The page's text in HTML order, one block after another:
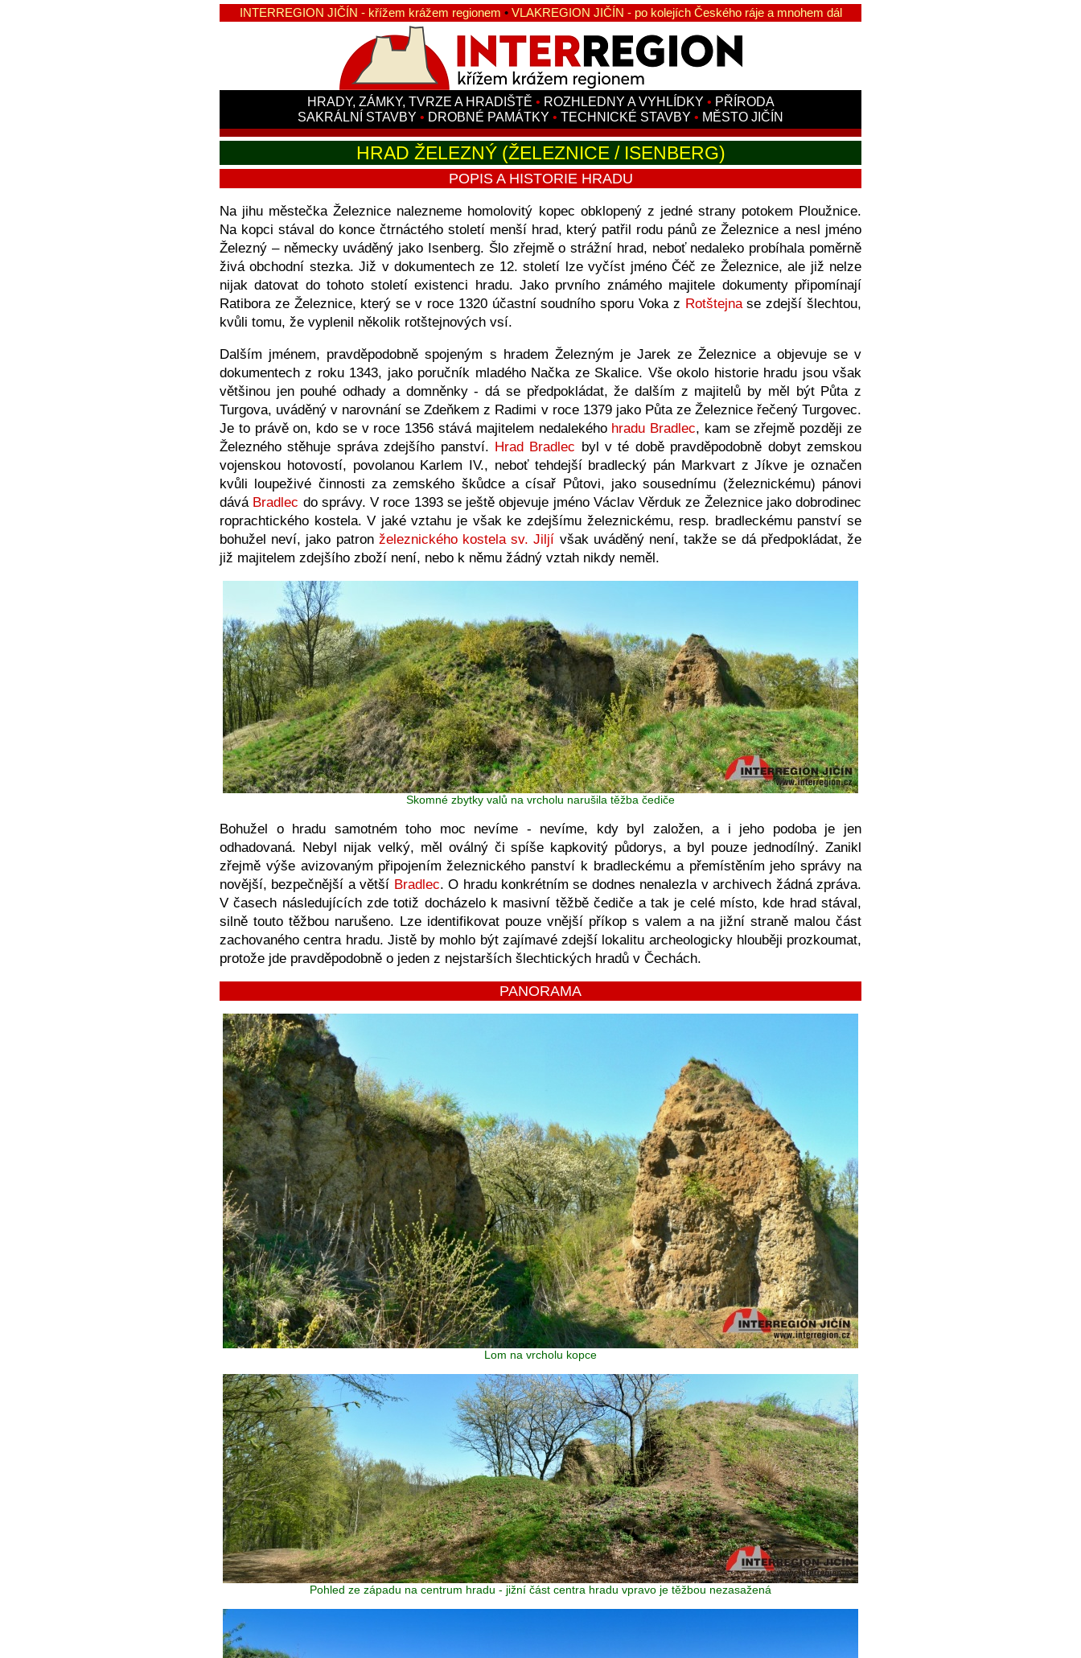
INTERREGION JIČÍN - křížem krážem regionem • VLAKREGION JIČÍN - po kolejích Českého ráje a mnohem dál
HRADY, ZÁMKY, TVRZE A HRADIŠTĚ • ROZHLEDNY A VYHLÍDKY • PŘÍRODA
SAKRÁLNÍ STAVBY • DROBNÉ PAMÁTKY • TECHNICKÉ STAVBY • MĚSTO JIČÍN
HRAD ŽELEZNÝ (ŽELEZNICE / ISENBERG)
POPIS A HISTORIE HRADU
Na jihu městečka Železnice nalezneme homolovitý kopec obklopený z jedné strany potokem Ploužnice.
Na kopci stával do konce čtrnáctého století menší hrad, který patřil rodu pánů ze Železnice a nesl jméno
Železný – německy uváděný jako Isenberg. Šlo zřejmě o strážní hrad, neboť nedaleko probíhala poměrně
živá obchodní stezka. Již v dokumentech ze 12. století lze vyčíst jméno Čéč ze Železnice, ale již nelze
nijak datovat do tohoto století existenci hradu. Jako prvního známého majitele dokumenty připomínají
Ratibora ze Železnice, který se v roce 1320 účastní soudního sporu Voka z Rotštejnase zdejší šlechtou,
kvůli tomu, že vyplenil několik rotštejnových vsí.
Dalším jménem, pravděpodobně spojeným s hradem Železným je Jarek ze Železnice a objevuje se v
dokumentech z roku 1343, jako poručník mladého Načka ze Skalice. Vše okolo historie hradu jsou však
většinou jen pouhé odhady a domněnky - dá se předpokládat, že dalším z majitelů by měl být Půta z
Turgova, uváděný v narovnání se Zdeňkem z Radimi v roce 1379 jako Půta ze Železnice řečený Turgovec.
Je to právě on, kdo se v roce 1356 stává majitelem nedalekého hradu Bradlec, kam se zřejmě později ze
Železného stěhuje správa zdejšího panství. Hrad Bradlec byl v té době pravděpodobně dobyt zemskou
vojenskou hotovostí, povolanou Karlem IV., neboť tehdejší bradlecký pán Markvart z Jíkve je označen
kvůli loupeživé činnosti za zemského škůdce a císař Půtovi, jako sousednímu (železnickému) pánovi
dává Bradlec do správy. V roce 1393 se ještě objevuje jméno Václav Věrduk ze Železnice jako dobrodinec
roprachtického kostela. V jaké vztahu je však ke zdejšímu železnickému, resp. bradleckému panství se
bohužel neví, jako patron železnického kostela sv. Jiljí však uváděný není, takže se dá předpokládat, že
již majitelem zdejšího zboží není, nebo k němu žádný vztah nikdy neměl.
Skomné zbytky valů na vrcholu narušila těžba čediče
Bohužel o hradu samotném toho moc nevíme - nevíme, kdy byl založen, a i jeho podoba je jen
odhadovaná. Nebyl nijak velký, měl oválný či spíše kapkovitý půdorys, a byl pouze jednodílný. Zanikl
zřejmě výše avizovaným připojením železnického panství k bradleckému a přemístěním jeho správy na
novější, bezpečnější a větší Bradlec. O hradu konkrétním se dodnes nenalezla v archivech žádná zpráva.
V časech následujících zde totiž docházelo k masivní těžbě čediče a tak je celé místo, kde hrad stával,
silně touto těžbou narušeno. Lze identifikovat pouze vnější příkop s valem a na jižní straně malou část
zachovaného centra hradu. Jistě by mohlo být zajímavé zdejší lokalitu archeologicky hlouběji prozkoumat,
protože jde pravděpodobně o jeden z nejstarších šlechtických hradů v Čechách.
PANORAMA
Lom na vrcholu kopce
Pohled ze západu na centrum hradu - jižní část centra hradu vpravo je těžbou nezasažená